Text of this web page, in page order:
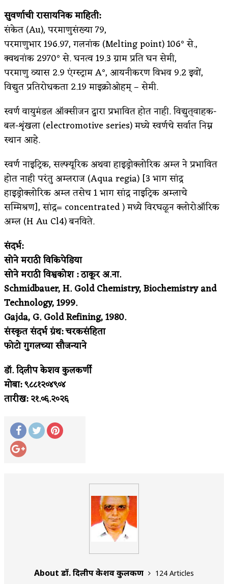
सुवर्णाची रासायनिक माहिती:
संकेत (Au), परमाणुसंख्या 79,
परमाणुभार 196.97, गलनांक (Melting point) 106° से.,
क्वथनांक 2970° से. घनत्व 19.3 ग्राम प्रति घन सेमी,
परमाणु व्यास 2.9 एंग्स्ट्राम A°, आयनीकरण विभव 9.2 इवों,
विद्युत प्रतिरोधकता 2.19 माइक्रोओहम्‌ – सेमी.
स्वर्ण वायुमंडल ऑक्सीजन द्वारा प्रभावित होत नाही. विद्युत्‌वाहक-
बल-शृंखला (electromotive series) मध्ये स्वर्णचे सर्वात निम्न
स्थान आहे.
स्वर्ण नाइट्रिक, सल्फ्यूरिक अथवा हाइड्रोक्लोरिक अम्ल ने प्रभावित
होत नाही परंतु अम्लराज (Aqua regia) [3 भाग सांद्र
हाइड्रोक्लोरिक अम्ल तसेच 1 भाग सांद्र नाइट्रिक अम्लाचे
सम्मिश्रण], सांद्र= concentrated ) मध्ये विरघळून क्लोरोऑरिक
अम्ल (H Au Cl4) बनविते.
संदर्भ:
सोने मराठी विकिपेडिया
सोने मराठी विश्वकोश : ठाकूर अ.ना.
Schmidbauer, H. Gold Chemistry, Biochemistry and
Technology, 1999.
Gajda, G. Gold Refining, 1980.
संस्कृत संदर्भ ग्रंथ: चरकसंहिता
फोटो गुगलच्या सौजन्याने
डॉ. दिलीप केशव कुलकर्णी
मोबा: ९८८१२०४९०४
तारीख: २१.०६.२०२६
About डॉ. दिलीप केशव कुलकर्णी
124 Articles